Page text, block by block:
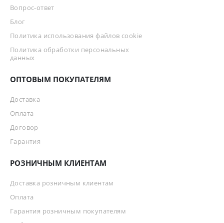
Вопрос-ответ
Блог
Политика использования файлов cookie
Политика обработки персональных
данных
ОПТОВЫМ ПОКУПАТЕЛЯМ
Доставка
Оплата
Договор
Гарантия
РОЗНИЧНЫМ КЛИЕНТАМ
Доставка розничным клиентам
Оплата
Гарантия розничным покупателям